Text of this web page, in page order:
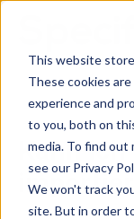
This website
These cookies
experience and
to you, both on
media. To find out
see our Privacy
We won't track
site. But in order
content
Kann